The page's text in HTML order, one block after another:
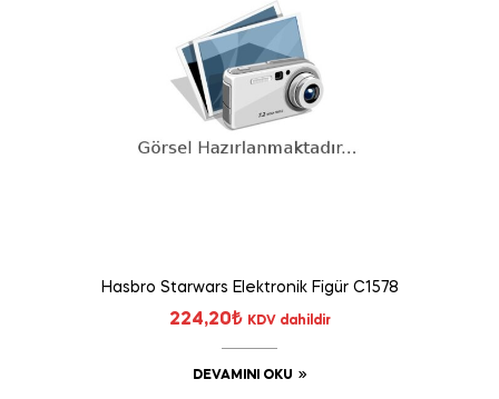
Hasbro Starwars Elektronik Figür C1578
224,20₺ KDV dahildir
DEVAMINI OKU